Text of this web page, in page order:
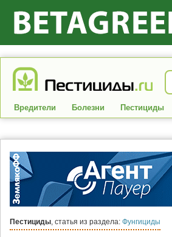
Вредители Болезни Пестициды
Пестициды, статья из раздела: Фунгициды